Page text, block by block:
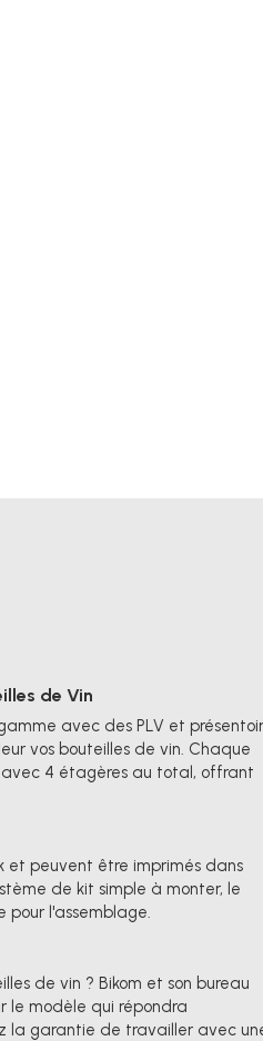
de Vin
avec des PLV et
vos bouteilles de vin. Chaque
4 étagères au total, offrant
et peuvent être imprimés dans
de kit simple à monter, le
pour l'assemblage.
de vin ? Bikom et son bureau
le modèle qui répondra
la garantie de travailler avec